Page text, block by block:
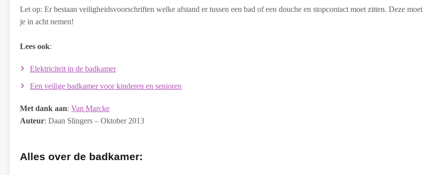
Let op: Er bestaan veiligheidsvoorschriften welke afstand er tussen een bad of een douche en stopcontact moet zitten. Deze moet
je in acht nemen!
Lees ook:
Elektriciteit in de badkamer
Een veilige badkamer voor kinderen en senioren
Met dank aan: Van Marcke
Auteur: Daan Slingers – Oktober 2013
Alles over de badkamer: